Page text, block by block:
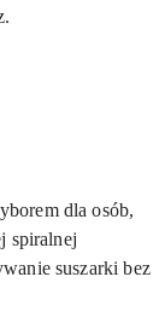
dla osób,
spiralnej
suszarki bez